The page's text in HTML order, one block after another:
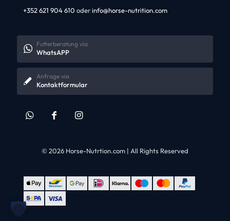
+352 621 904 610 oderinfo@horse-nutrition.com
WhatsAPP
Futterberatung via
Kontaktformular
Anfrage via
© 2026 Horse-Nutrtion.com | All Rights Reserved